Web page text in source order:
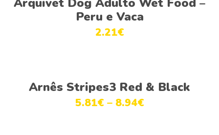
Peru e Vaca
2.21€
Ver opções
Arnês Stripes3 Red & Black
5.81€ – 8.94€